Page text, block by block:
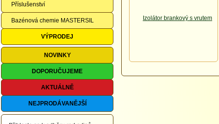
Příslušenství
Bazénová chemie MASTERSIL
VÝPRODEJ
NOVINKY
DOPORUČUJEME
AKTUÁLNĚ
NEJPRODÁVANĚJŠÍ